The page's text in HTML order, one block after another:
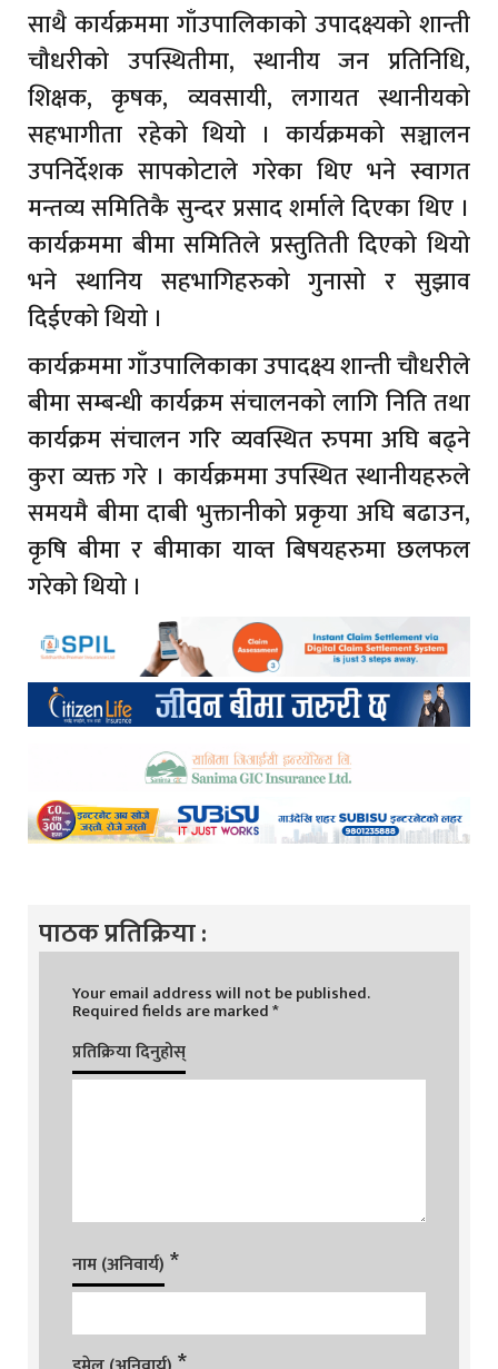
साथै कार्यक्रममा गाँउपालिकाको उपादक्ष्यको शान्ती
चौधरीको उपस्थितीमा, स्थानीय जन प्रतिनिधि,
शिक्षक, कृषक, व्यवसायी, लगायत स्थानीयको
सहभागीता रहेको थियो । कार्यक्रमको सञ्चालन
उपनिर्देशक सापकोटाले गरेका थिए भने स्वागत
मन्तव्य समितिकै सुन्दर प्रसाद शर्माले दिएका थिए ।
कार्यक्रममा बीमा समितिले प्रस्तुतिती दिएको थियो
भने स्थानिय सहभागिहरुको गुनासो र सुझाव
दिईएको थियो ।
कार्यक्रममा गाँउपालिकाका उपादक्ष्य शान्ती चौधरीले
बीमा सम्बन्धी कार्यक्रम संचालनको लागि निति तथा
कार्यक्रम संचालन गरि व्यवस्थित रुपमा अघि बढ्ने
कुरा व्यक्त गरे । कार्यक्रममा उपस्थित स्थानीयहरुले
समयमै बीमा दाबी भुक्तानीको प्रकृया अघि बढाउन,
कृषि बीमा र बीमाका याव्त बिषयहरुमा छलफल
गरेको थियो ।
पाठक प्रतिक्रिया :
Your email address will not be published.
Required fields are marked*
प्रतिक्रिया दिनुहोस्
नाम (अनिवार्य) *